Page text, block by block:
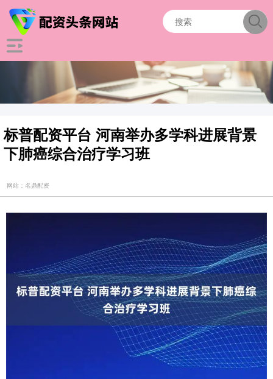
标普配资平台 河南举办多学科进展背景
下肺癌综合治疗学习班
网站：名鼎配资